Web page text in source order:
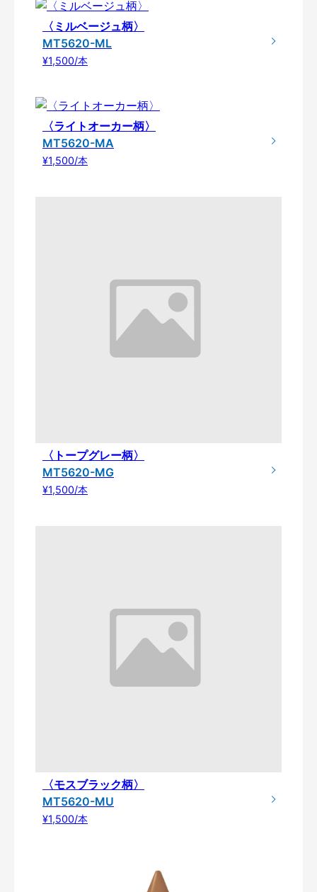
〈ミルベージュ柄〉
MT5620-ML
¥1,500/本
〈ライトオーカー柄〉
MT5620-MA
¥1,500/本
〈トープグレー柄〉
MT5620-MG
¥1,500/本
〈モスブラック柄〉
MT5620-MU
¥1,500/本